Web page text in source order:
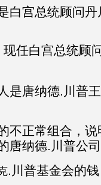
白宫总统顾问
任白宫总统顾
是唐纳德.川普
不正常组合，
唐纳德.川普公
.川普基金会的